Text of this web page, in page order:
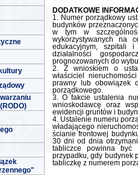
DODATKOWE
1. Numer porządkowy
budynków
w tym w
wykorzystywanych na
edukacyjnym, szpitali
działalności
prognozowanych do
2. Z wnioskiem o
właściciel
prawny lub obowiązek
porządkowego.
3. O fakcie ustalenia
wnioskodawcę oraz
ewidencji gruntów i
4. Ustalenie numeru
władającego
ścianie frontowej
30 dni od dnia
tabliczce powinna
przypadku, gdy budynek
tabliczkę z numerem